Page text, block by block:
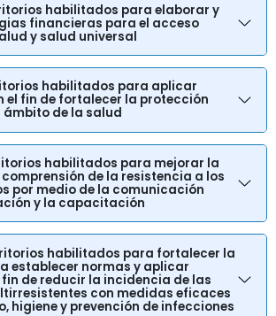
habilitados para elaborar y
financieras para el acceso
y salud universal
habilitados para aplicar
el fin de fortalecer la protección
ámbito de la salud
habilitados para mejorar la
de la resistencia a los
por medio de la comunicación
y la capacitación
habilitados para fortalecer la
establecer normas y aplicar
de reducir la incidencia de las
con medidas eficaces
higiene y prevención de infecciones